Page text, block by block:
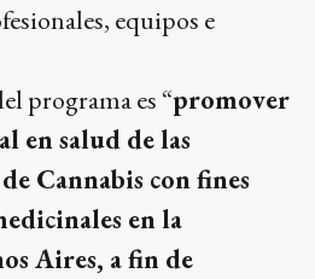
equipos e
programa es “promover
en salud de las
Cannabis con fines
en la
Aires, a fin de